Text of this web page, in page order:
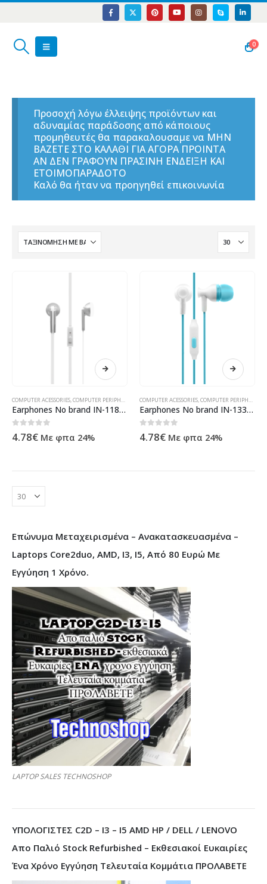
0
Προσοχή λόγω έλλειψης προϊόντων και
αδυναμίας παράδοσης από κάποιους
προμηθευτές θα παρακαλουσαμε να ΜΗΝ
ΒΑΖΕΤΕ ΣΤΟ ΚΑΛΑΘΙ ΓΙΑ ΑΓΟΡΑ ΠΡΟΙΝΤΑ
ΑΝ ΔΕΝ ΓΡΑΦΟΥΝ ΠΡΑΣΙΝΗ ΕΝΔΕΙΞΗ ΚΑΙ
ΕΤΟΙΜΟΠΑΡΑΔΟΤΟ
Καλό θα ήταν να προηγηθεί επικοινωνία
COMPUTER ACESSORIES COMPUTER PERIPHERALS HEADPHONES,ΠΡΟΪΌΝΤΑ ΠΛΗΡΟΦΟΡΙΚΉΣ -
Earphones No brand IN-118, For smartphone, With microphone, Different colors – 20396
0out of 5
4.78€ Με φπα 24%
COMPUTER ACESSORIES COMPUTER PERIPHERALS
Earphones No brand IN-133, For smartphone, With microphone, Different colors – 20397
0out of 5
4.78€ Με φπα 24%
Επώνυμα Μεταχειρισμένα – Ανακατασκευασμένα –
Laptops Core2duo, AMD, I3, I5, Από 80 Ευρώ Με
Εγγύηση 1 Χρόνο.
LAPTOP SALES TECHNOSHOP
ΥΠΟΛΟΓΙΣΤΕΣ C2D – I3 – I5 AMD HP / DELL / LENOVO
Απο Παλιό Stock Refurbished – Εκθεσιακοί Ευκαιρίες
Ένα Χρόνο Εγγύηση Τελευταία Κομμάτια ΠΡΟΛΑΒΕΤΕ